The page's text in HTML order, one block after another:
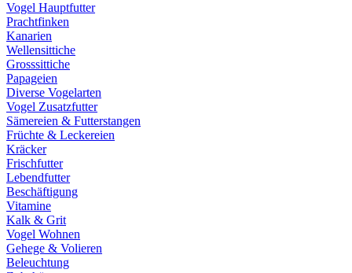
Vogel Hauptfutter
Prachtfinken
Kanarien
Wellensittiche
Grosssittiche
Papageien
Diverse Vogelarten
Vogel Zusatzfutter
Sämereien & Futterstangen
Früchte & Leckereien
Kräcker
Frischfutter
Lebendfutter
Beschäftigung
Vitamine
Kalk & Grit
Vogel Wohnen
Gehege & Volieren
Beleuchtung